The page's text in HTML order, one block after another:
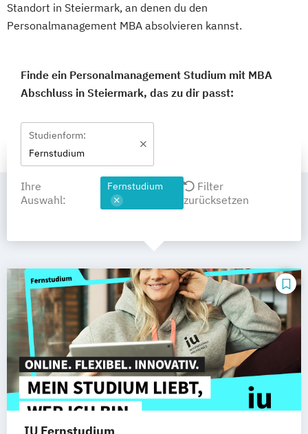
Standort in Steiermark, an denen du den
Personalmanagement MBA absolvieren kannst.
Finde ein Personalmanagement Studium mit MBA
Abschluss in Steiermark, das zu dir passt:
Studienform:
Fernstudium
Ihre
Auswahl:
Fernstudium
Filter
zurücksetzen